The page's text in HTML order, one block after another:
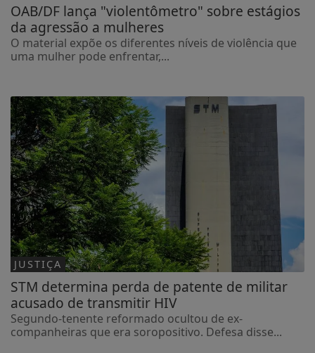
OAB/DF lança "violentômetro" sobre estágios
da agressão a mulheres
O material expõe os diferentes níveis de violência que
uma mulher pode enfrentar,...
JUSTIÇA
STM determina perda de patente de militar
acusado de transmitir HIV
Segundo-tenente reformado ocultou de ex-
companheiras que era soropositivo. Defesa disse...